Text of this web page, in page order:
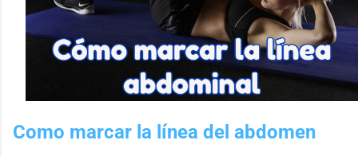
Como marcar la línea del abdomen